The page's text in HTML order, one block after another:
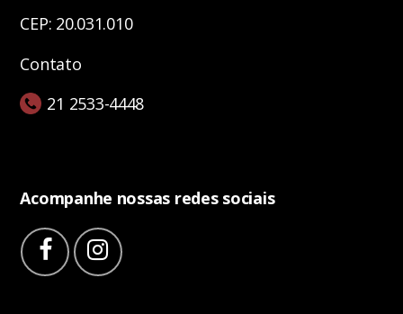
CEP: 20.031.010
Contato
21 2533-4448
Acompanhe nossas redes sociais